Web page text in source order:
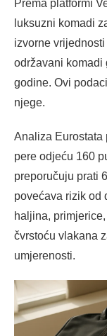
Prema platformi
luksuzni komadi
izvorne
održavani komadi
godine. Ovi
njege.
Analiza Eurostata
pere odjeću 160
preporučuju prati
povećava rizik od
haljina,
čvrstoću vlakana
umjerenosti.